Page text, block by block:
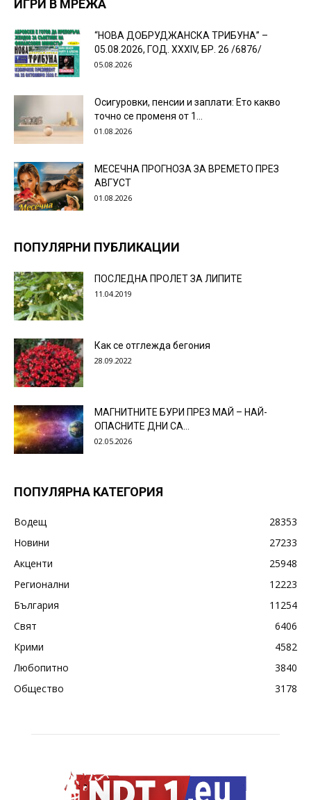
ИГРИ В МРЕЖА
“НОВА ДОБРУДЖАНСКА ТРИБУНА” –
05.08.2026, ГОД. XXХIV, БР. 26 /6876/
05.08.2026
Осигуровки, пенсии и заплати: Ето какво
точно се променя от 1...
01.08.2026
МЕСЕЧНА ПРОГНОЗА ЗА ВРЕМЕТО ПРЕЗ
АВГУСТ
01.08.2026
ПОПУЛЯРНИ ПУБЛИКАЦИИ
ПОСЛЕДНА ПРОЛЕТ ЗА ЛИПИТЕ
11.04.2019
Как се отглежда бегония
28.09.2022
МАГНИТНИТЕ БУРИ ПРЕЗ МАЙ – НАЙ-
ОПАСНИТЕ ДНИ СА…
02.05.2026
ПОПУЛЯРНА КАТЕГОРИЯ
Водещ
28353
Новини
27233
Акценти
25948
Регионални
12223
България
11254
Свят
6406
Крими
4582
Любопитно
3840
Общество
3178